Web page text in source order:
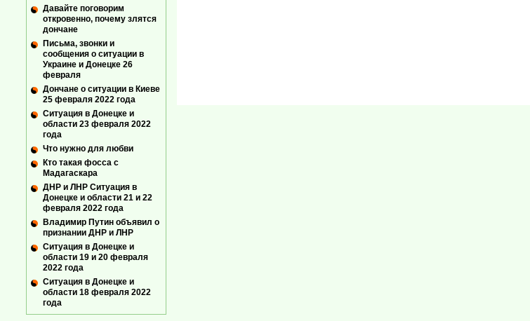
Давайте поговорим
откровенно, почему злятся
дончане
Письма, звонки и
сообщения о ситуации в
Украине и Донецке 26
февраля
Дончане о ситуации в Киеве
25 февраля 2022 года
Ситуация в Донецке и
области 23 февраля 2022
года
Что нужно для любви
Кто такая фосса с
Мадагаскара
ДНР и ЛНР Ситуация в
Донецке и области 21 и 22
февраля 2022 года
Владимир Путин объявил о
признании ДНР и ЛНР
Ситуация в Донецке и
области 19 и 20 февраля
2022 года
Ситуация в Донецке и
области 18 февраля 2022
года